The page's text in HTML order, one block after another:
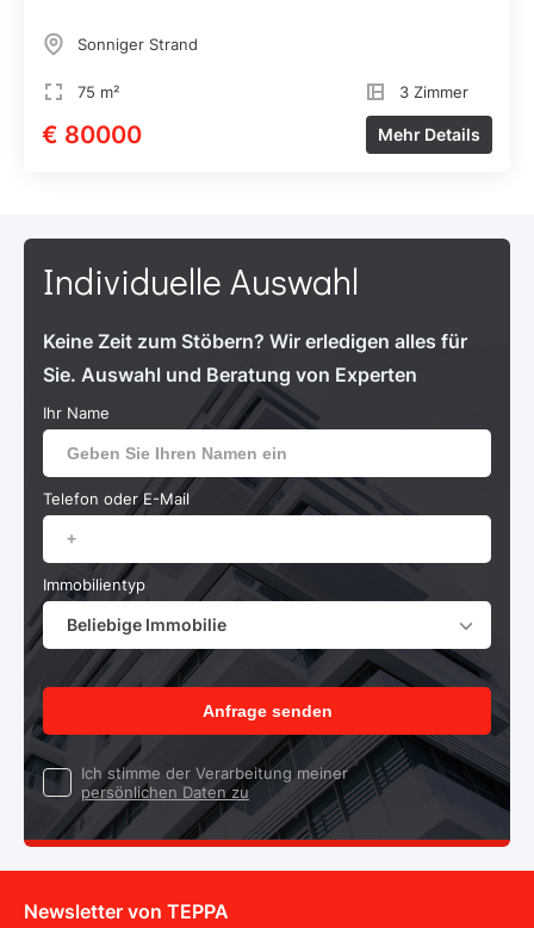
Sonniger Strand
75 m² 3 Zimmer
€ 80000 Mehr Details
Individuelle Auswahl
Keine Zeit zum Stöbern? Wir erledigen alles für
Sie. Auswahl und Beratung von Experten
Ihr Name
Telefon oder E-Mail
Immobilientyp
Beliebige Immobilie
Anfrage senden
Ich stimme der Verarbeitung meiner
persönlichen Daten zu
Newsletter von TEPPA